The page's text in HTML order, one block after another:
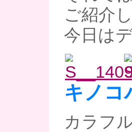
ご紹介
今日は
キノ
カラフ